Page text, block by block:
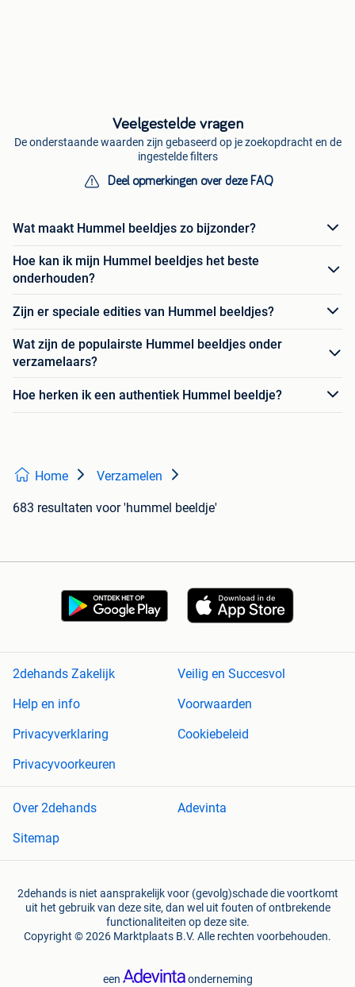
Veelgestelde vragen
De onderstaande waarden zijn gebaseerd op je zoekopdracht en de
ingestelde filters
Deel opmerkingen over deze FAQ
Wat maakt Hummel beeldjes zo bijzonder?
Hoe kan ik mijn Hummel beeldjes het beste
onderhouden?
Zijn er speciale edities van Hummel beeldjes?
Wat zijn de populairste Hummel beeldjes onder
verzamelaars?
Hoe herken ik een authentiek Hummel beeldje?
Home Verzamelen
683 resultaten voor 'hummel beeldje'
2dehands Zakelijk
Veilig en Succesvol
Help en info
Voorwaarden
Privacyverklaring
Cookiebeleid
Privacyvoorkeuren
Over 2dehands
Adevinta
Sitemap
2dehands is niet aansprakelijk voor (gevolg)schade die voortkomt
uit het gebruik van deze site, dan wel uit fouten of ontbrekende
functionaliteiten op deze site.
Copyright © 2026 Marktplaats B.V. Alle rechten voorbehouden.
een onderneming